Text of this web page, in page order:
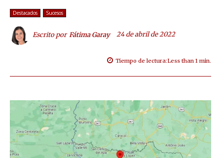
Destacados Sucesos
Escrito por Fátima Garay 24 de abril de 2022
Tiempo de lectura:Less than 1 min.